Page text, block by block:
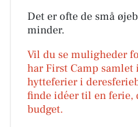
Det er ofte de små
minder.
Vil du se muligheder
har First Camp
hytteferier i
finde idéer til en ferie,
budget.